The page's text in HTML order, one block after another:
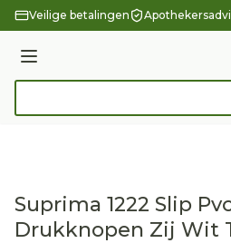
Ga naar de inhoud
Veilige betalingen
Menu
Suprima 1222 Slip
Drukknopen Zij Wit